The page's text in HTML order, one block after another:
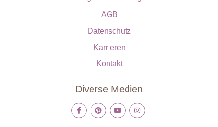
AGB
Datenschutz
Karrieren
Kontakt
Diverse Medien